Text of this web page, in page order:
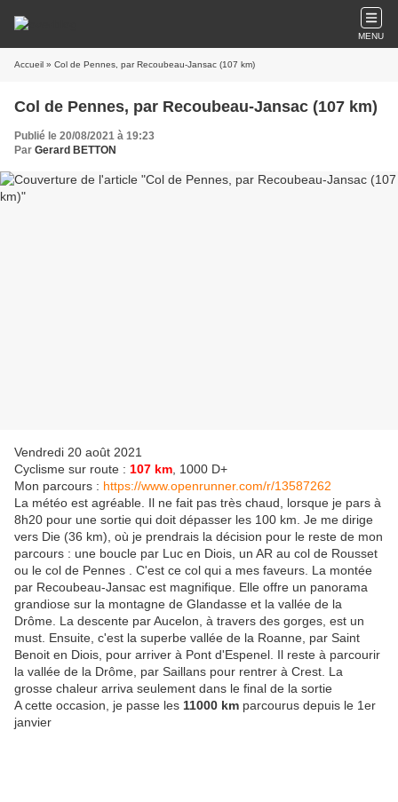
MENU
Accueil » Col de Pennes, par Recoubeau-Jansac (107 km)
Col de Pennes, par Recoubeau-Jansac (107 km)
Publié le 20/08/2021 à 19:23
Par Gerard BETTON
Vendredi 20 août 2021
Cyclisme sur route : 107 km , 1000 D+
Mon parcours : https://www.openrunner.com/r/13587262
La météo est agréable. Il ne fait pas très chaud, lorsque je pars à
8h20 pour une sortie qui doit dépasser les 100 km. Je me dirige
vers Die (36 km), où je prendrais la décision pour le reste de mon
parcours : une boucle par Luc en Diois, un AR au col de Rousset
ou le col de Pennes . C'est ce col qui a mes faveurs. La montée
par Recoubeau-Jansac est magnifique. Elle offre un panorama
grandiose sur la montagne de Glandasse et la vallée de la
Drôme. La descente par Aucelon, à travers des gorges, est un
must. Ensuite, c'est la superbe vallée de la Roanne, par Saint
Benoit en Diois, pour arriver à Pont d'Espenel. Il reste à parcourir
la vallée de la Drôme, par Saillans pour rentrer à Crest. La
grosse chaleur arriva seulement dans le final de la sortie
A cette occasion, je passe les 11000 km parcourus depuis le 1er
janvier